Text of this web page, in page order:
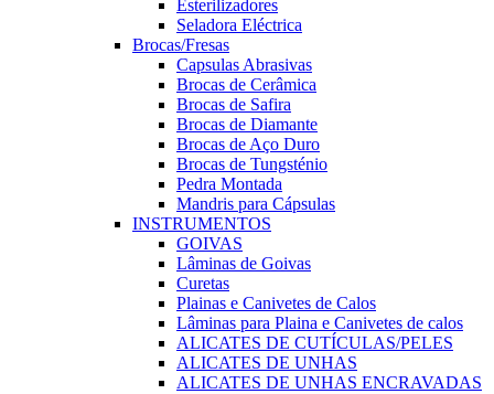
Esterilizadores
Seladora Eléctrica
Brocas/Fresas
Capsulas Abrasivas
Brocas de Cerâmica
Brocas de Safira
Brocas de Diamante
Brocas de Aço Duro
Brocas de Tungsténio
Pedra Montada
Mandris para Cápsulas
INSTRUMENTOS
GOIVAS
Lâminas de Goivas
Curetas
Plainas e Canivetes de Calos
Lâminas para Plaina e Canivetes de calos
ALICATES DE CUTÍCULAS/PELES
ALICATES DE UNHAS
ALICATES DE UNHAS ENCRAVADAS